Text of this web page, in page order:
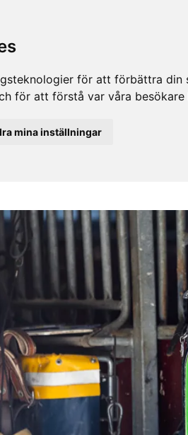
för att förbättra
för att förstå var våra besökare
mina inställningar